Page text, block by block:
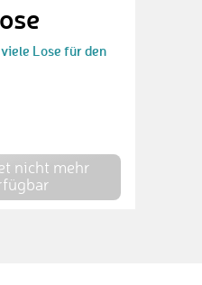
Lose für den
nicht mehr